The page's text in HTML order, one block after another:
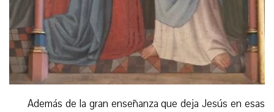
Además de la gran enseñanza que deja Jesús en esas